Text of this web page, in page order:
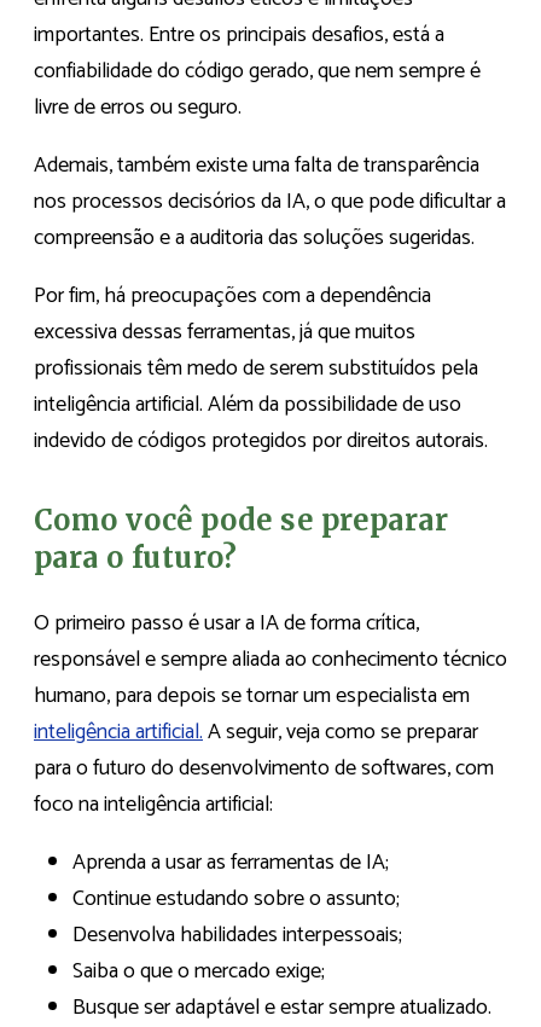
importantes. Entre os principais desafios, está a
confiabilidade do código gerado, que nem sempre é
livre de erros ou seguro.
Ademais, também existe uma falta de transparência
nos processos decisórios da IA, o que pode dificultar a
compreensão e a auditoria das soluções sugeridas.
Por fim, há preocupações com a dependência
excessiva dessas ferramentas, já que muitos
profissionais têm medo de serem substituídos pela
inteligência artificial. Além da possibilidade de uso
indevido de códigos protegidos por direitos autorais.
Como você pode se preparar
para o futuro?
O primeiro passo é usar a IA de forma crítica,
responsável e sempre aliada ao conhecimento técnico
humano, para depois se tornar um especialista em
inteligência artificial.A seguir, veja como se preparar
para o futuro do desenvolvimento de softwares, com
foco na inteligência artificial:
Aprenda a usar as ferramentas de IA;
Continue estudando sobre o assunto;
Desenvolva habilidades interpessoais;
Saiba o que o mercado exige;
Busque ser adaptável e estar sempre atualizado.